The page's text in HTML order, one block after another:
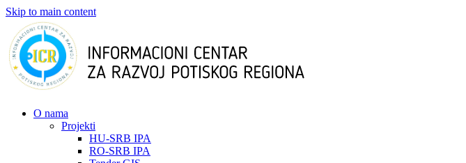
Skip to main content
О nama
Projekti
HU-SRB IPA
RO-SRB IPA